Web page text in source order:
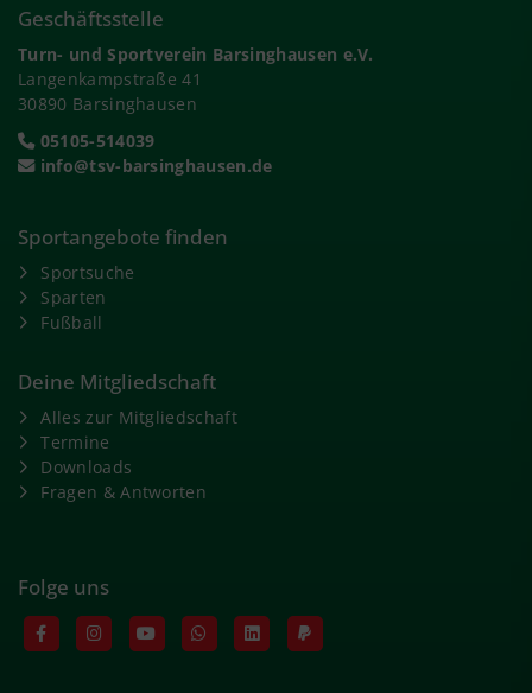
Geschäftsstelle
Turn- und Sportverein Barsinghausen e.V.
Langenkampstraße 41
30890 Barsinghausen
05105-514039
info@tsv-barsinghausen.de
Sportangebote finden
Sportsuche
Sparten
Fußball
Deine Mitgliedschaft
Alles zur Mitgliedschaft
Termine
Downloads
Fragen & Antworten
Folge uns